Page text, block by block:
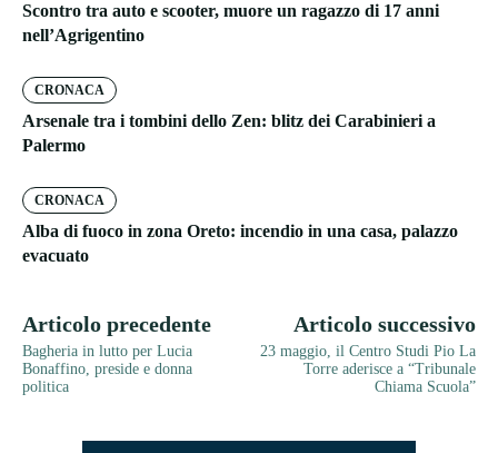
Scontro tra auto e scooter, muore un ragazzo di 17 anni
nell’Agrigentino
CRONACA
Arsenale tra i tombini dello Zen: blitz dei Carabinieri a
Palermo
CRONACA
Alba di fuoco in zona Oreto: incendio in una casa, palazzo
evacuato
Articolo precedente
Bagheria in lutto per Lucia
Bonaffino, preside e donna
politica
Articolo successivo
23 maggio, il Centro Studi Pio La
Torre aderisce a “Tribunale
Chiama Scuola”